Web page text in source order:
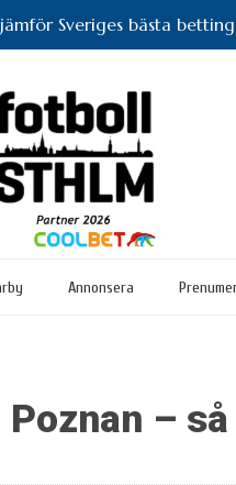
Sveriges bästa
Annonsera
–